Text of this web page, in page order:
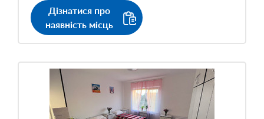
Дізнатися про
наявність місць